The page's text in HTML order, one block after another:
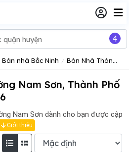
Bán nhà Bắc Ninh Bán Nhà Thành Phố Bắc Ninh
Nam Sơn, Thành Phố
Nam Sơn dành cho bạn được cập
Giới thiệu
4